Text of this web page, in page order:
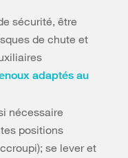
sécurité, être
de chute et
adaptés au
nécessaire
positions
se lever et